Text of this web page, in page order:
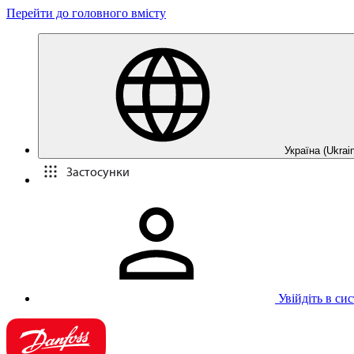
Перейти до головного вмісту
Україна
Застосунки
Увійдіть в